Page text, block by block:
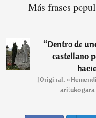
Más frases
“Dentro de
castellano
[Original:
arituko